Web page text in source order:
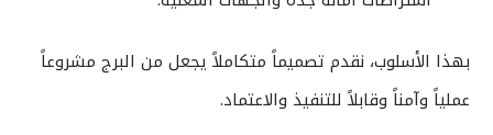
بهذا الأسلوب، نقدم تصميماً متكاملاً يجعل من البرج مشروعاً
عملياً وآمناً وقابلاً للتنفيذ والاعتماد.